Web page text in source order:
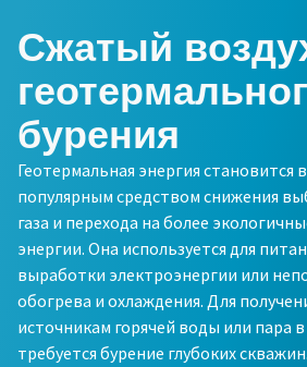
Сжатый
бурения
Геотермальная энергия становится
популярным средством снижения
газа и перехода на более
энергии. Она используется для
выработки электроэнергии или
обогрева и охлаждения. Для
источникам горячей воды или пара
требуется бурение глубоких скважин.